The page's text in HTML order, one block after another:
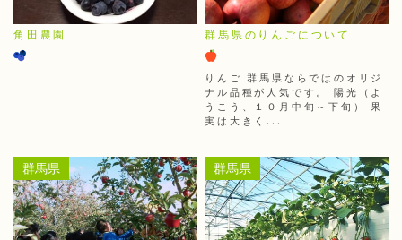
角田農園 群馬県のりんごについて
りんご 群馬県ならではのオリジ
ナル品種が人気です。 陽光（よ
うこう、１０月中旬～下旬） 果
実は大きく...
群馬県 群馬県